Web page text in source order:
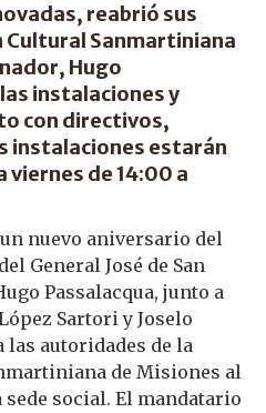
reabrió sus
Cultural Sanmartiniana
Hugo
instalaciones y
con directivos,
instalaciones estarán
viernes de 14:00 a
nuevo aniversario del
General José de San
Passalacqua, junto a
Sartori y Joselo
las autoridades de la
de Misiones al
social. El mandatario